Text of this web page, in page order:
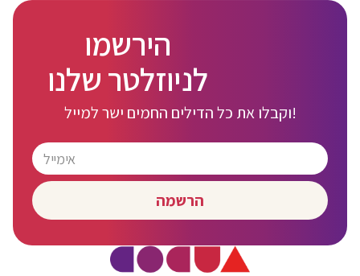
הירשמו
לניוזלטר שלנו
וקבלו את כל הדילים החמים ישר למייל!
הרשמה